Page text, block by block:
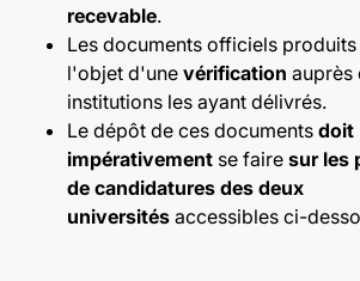
recevable.
Les documents officiels
l'objet d'une vérification auprès
institutions les ayant délivrés.
Le dépôt de ces documents doit
impérativement se faire sur les
de candidatures des deux
universités accessibles ci-